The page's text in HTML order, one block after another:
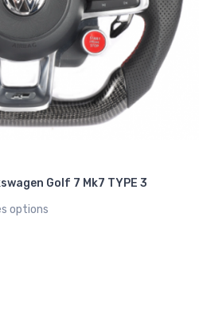
Golf 7 Mk7 TYPE 3
options